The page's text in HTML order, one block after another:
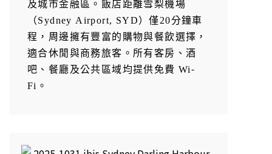
及城市金融區。飯店距離雪梨機場
（Sydney Airport, SYD）僅20分鐘車
程，周邊擁有豐富的購物與餐飲選擇，
適合休閒與商務旅客。所有客房、酒
吧、餐廳及公共區域均提供免費 Wi-
Fi。